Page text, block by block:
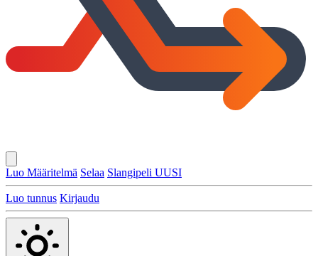
Luo Määritelmä Selaa Slangipeli UUSI
Luo tunnus Kirjaudu